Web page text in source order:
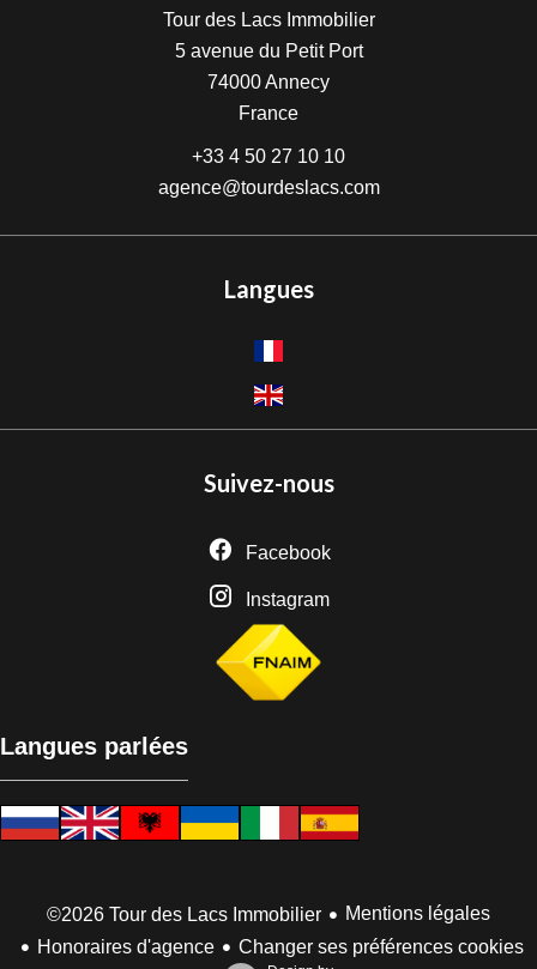
Tour des Lacs Immobilier
5 avenue du Petit Port
74000Annecy
France
+33 4 50 27 10 10
agence@tourdeslacs.com
Langues
Suivez-nous
Facebook
Instagram
Langues parlées
©2026 Tour des Lacs Immobilier
Mentions légales
Honoraires d'agence
Changer ses préférences cookies